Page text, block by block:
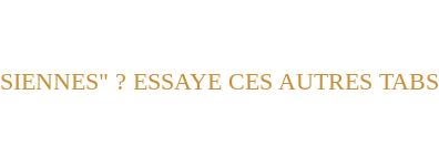
? ESSAYE CES AUTRES TABS